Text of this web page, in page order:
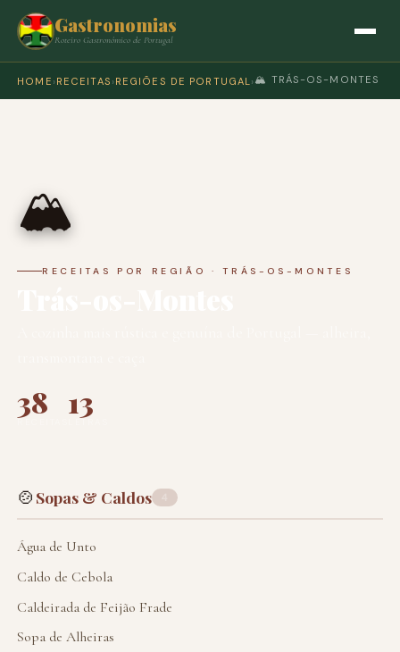
Gastronomias
Roteiro Gastronómico de Portugal
HOME › RECEITAS › REGIÕES DE PORTUGAL › 🏔️ TRÁS-OS-MONTES
🏔️
RECEITAS POR REGIÃO · TRÁS-OS-MONTES
38 13
🍲 Sopas & Caldos
Água de Unto
Caldo de Cebola
Caldeirada de Feijão Frade
Sopa de Alheiras